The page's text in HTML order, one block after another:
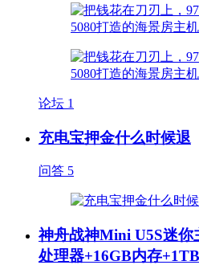
论坛 1
充电宝押金什么时候退
问答 5
神舟战神Mini U5S迷
处理器+16GB内存